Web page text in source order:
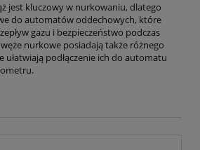
jest kluczowy w nurkowaniu, dlatego
do automatów oddechowych, które
gazu i bezpieczeństwo podczas
nurkowe posiadają także różnego
podłączenie ich do automatu